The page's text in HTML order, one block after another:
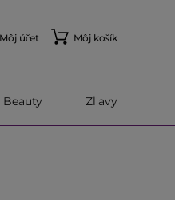
Môj účet Môj košík
Beauty Zl'avy